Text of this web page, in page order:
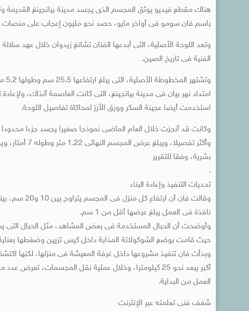
هناك مقطع فيديو يوثق المجسم الذى يجسد مدينة بيانجينغ القديمة
باسم فان سومو فى أواخر مايو، حصد نحو مليون إعجاب على منصات
الفنية فى تاريخ الصين.
امتداد نهر بيان فى مدينة بيانجينغ، التى كانت العاصمة آنذاك،
استخدمت أيضا عجينة السكر وورق الأرز لمحاكاة تفاصيل اللوحة.
بشرية، وفقا للتقرير
.
تحديات التنفيذ وإعادة البناء
نافذة فى العمل يبلغ عرضها أقل من 1 سم.
وأوضحت أن الحبال المستخدمة فى بعض المشاهد، مثل الحبال التى
حيث قامت بوضع الشوكولاتة المذابة داخل كيس تزيين وضغطها
وبدأت فان تنفيذ مشروعها داخل غرفة المعيشة فى منزلها، لكنها
أكبر يبعد نحو 25 كيلومترا، وخلال عملية نقل المجسمات،
العمل من البداية.
شغف فنى تعلمته عبر الإنترنت